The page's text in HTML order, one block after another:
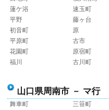
蓮ケ浴
速玉町
平野
藤ヶ台
初音町
原
平原町
古市
花園町
原宿町
福川
古川町
山口県周南市 － マ行
舞車町 三笹町